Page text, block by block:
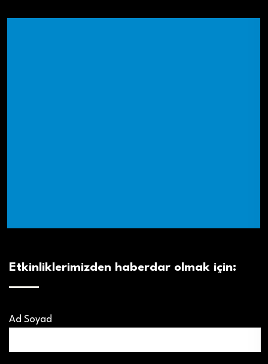
Etkinliklerimizden haberdar olmak için:
Ad Soyad